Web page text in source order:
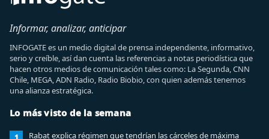
Informar, analizar, anticipar
INFOGATE es un medio digital de prensa independiente, informativo,
serio y creíble, así dan cuenta las referencias a notas periodística que
hacen otros medios de comunicación tales como: La Segunda, CNN
Chile, MEGA, ADN Radio, Radio Biobio, con quien además tenemos
una alianza estratégica.
Lo más visto de la semana
Rabat explica régimen que tendrían las cárceles de máxima